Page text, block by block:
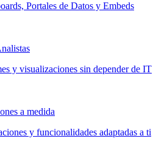
Portales de Datos y Embeds
y visualizaciones sin depender de IT
a medida
y funcionalidades adaptadas a ti